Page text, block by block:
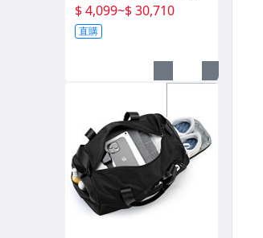
兜飛盤架戶外運動拓展遊
戲
$ 4,099~$ 30,710
直購